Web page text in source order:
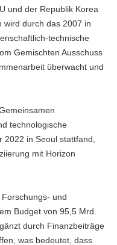
und der Republik Korea
wird durch das 2007 in
technische
Gemischten Ausschuss
überwacht und
technologische
2022 in Seoul stattfand,
mit Horizon
und
Budget von 95,5 Mrd.
durch Finanzbeiträge
was bedeutet, dass